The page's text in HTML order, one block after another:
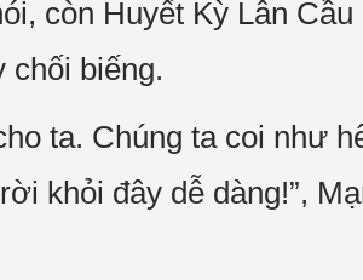
còn Huyết Kỳ Lân Cầu
chối biếng.
ta. Chúng ta coi như
khỏi đây dễ dàng!”,